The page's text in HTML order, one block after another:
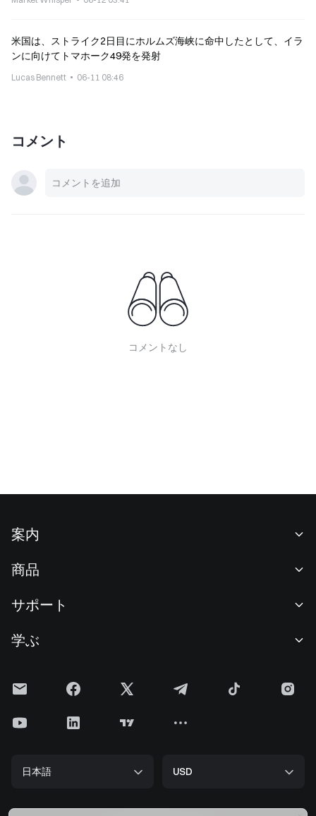
米国は、ストライク2日目にホルムズ海峡に命中したとして、イラ
ンに向けてトマホーク49発を発射
Lucas Bennett 06-11 08:46
コメント
コメントなし
案内
ニュースルーム
F1 Oracle Red Bull Racing 公式スポンサー
クッキーポリシー
準備金証明
商品
現物取引
投資センター
Alpha
サポート
手数料
上場申請
学ぶ
Gateニュース
ETHアップグレード
日本語 USD